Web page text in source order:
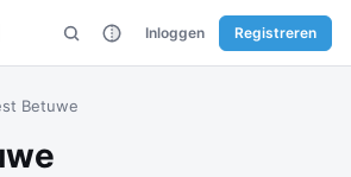
Inloggen Registreren
Betuwe